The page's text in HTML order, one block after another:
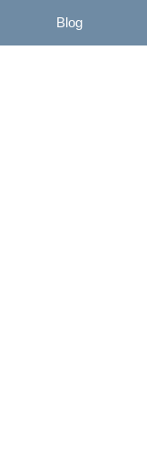
Blog